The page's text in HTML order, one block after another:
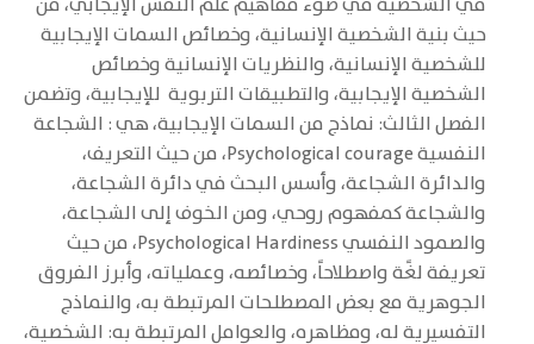
حيث بنية الشخصية الإنسانية، وخصائص السمات الإيجابية
للشخصية الإنسانية، والنظريات الإنسانية وخصائص
الشخصية الإيجابية، والتطبيقات التربوية للإيجابية، وتضمن
الفصل الثالث: نماذج من السمات الإيجابية، هي : الشجاعة
النفسية Psychological courage، من حيث التعريف،
والدائرة الشجاعة، وأسس البحث في دائرة الشجاعة،
والشجاعة كمفهوم روحي، ومن الخوف إلى الشجاعة،
والصمود النفسي Psychological Hardiness، من حيث
تعريفة لغًة واصطلاحاً، وخصائصه، وعملياته، وأبرز الفروق
الجوهرية مع بعض المصطلحات المرتبطة به، والنماذج
التفسيرية له، ومظاهره، والعوامل المرتبطة به: الشخصية،